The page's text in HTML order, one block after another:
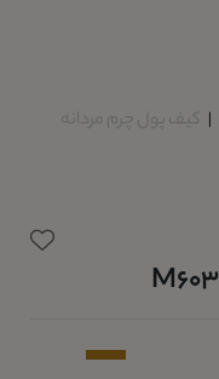
| کیف پول چرم مردانه